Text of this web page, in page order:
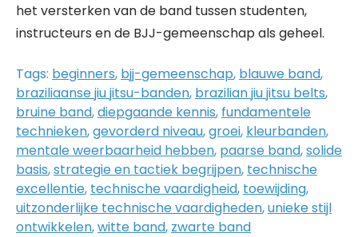
het versterken van de band tussen studenten,
instructeurs en de BJJ-gemeenschap als geheel.
Tags: beginners, bjj-gemeenschap, blauwe band,
braziliaanse jiu jitsu-banden, brazilian jiu jitsu belts,
bruine band,diepgaande kennis, fundamentele
technieken,gevorderd niveau,groei, kleurbanden,
mentale weerbaarheid hebben, paarse band,solide
basis,strategie en tactiek begrijpen, technische
excellentie, technische vaardigheid, toewijding,
uitzonderlijke technische vaardigheden,unieke stijl
ontwikkelen,witte band, zwarte band